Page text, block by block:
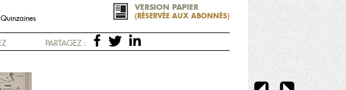
VERSION PAPIER
(RÉSERVÉE AUX ABONNÉS)
PARTAGEZ :